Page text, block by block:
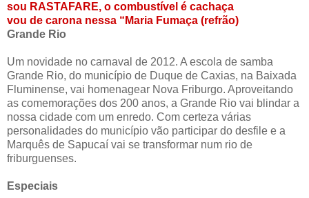
sou RASTAFARE, o combustível é cachaça
vou de carona nessa “Maria Fumaça (refrão)
Grande Rio
Um novidade no carnaval de 2012. A escola de samba
Grande Rio, do município de Duque de Caxias, na Baixada
Fluminense, vai homenagear Nova Friburgo. Aproveitando
as comemorações dos 200 anos, a Grande Rio vai blindar a
nossa cidade com um enredo. Com certeza várias
personalidades do município vão participar do desfile e a
Marquês de Sapucaí vai se transformar num rio de
friburguenses.
Especiais